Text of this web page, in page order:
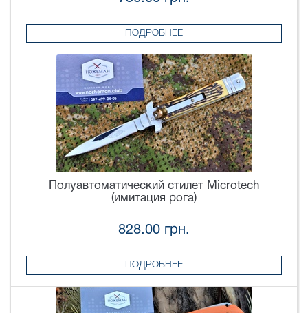
ПОДРОБНЕЕ
Полуавтоматический стилет Microtech
(имитация рога)
828.00 грн.
ПОДРОБНЕЕ